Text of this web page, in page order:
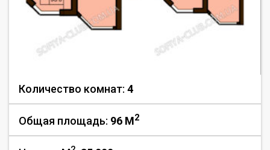
Количество комнат: 4
Общая площадь: 96 M2